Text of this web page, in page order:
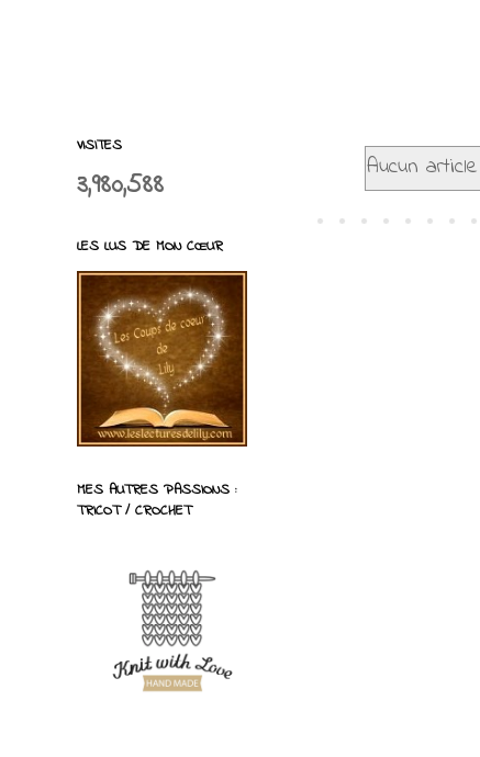
Aucun
VISITES
3,980,588
LES LUS DE MON CŒUR
MES AUTRES PASSIONS :
TRICOT / CROCHET